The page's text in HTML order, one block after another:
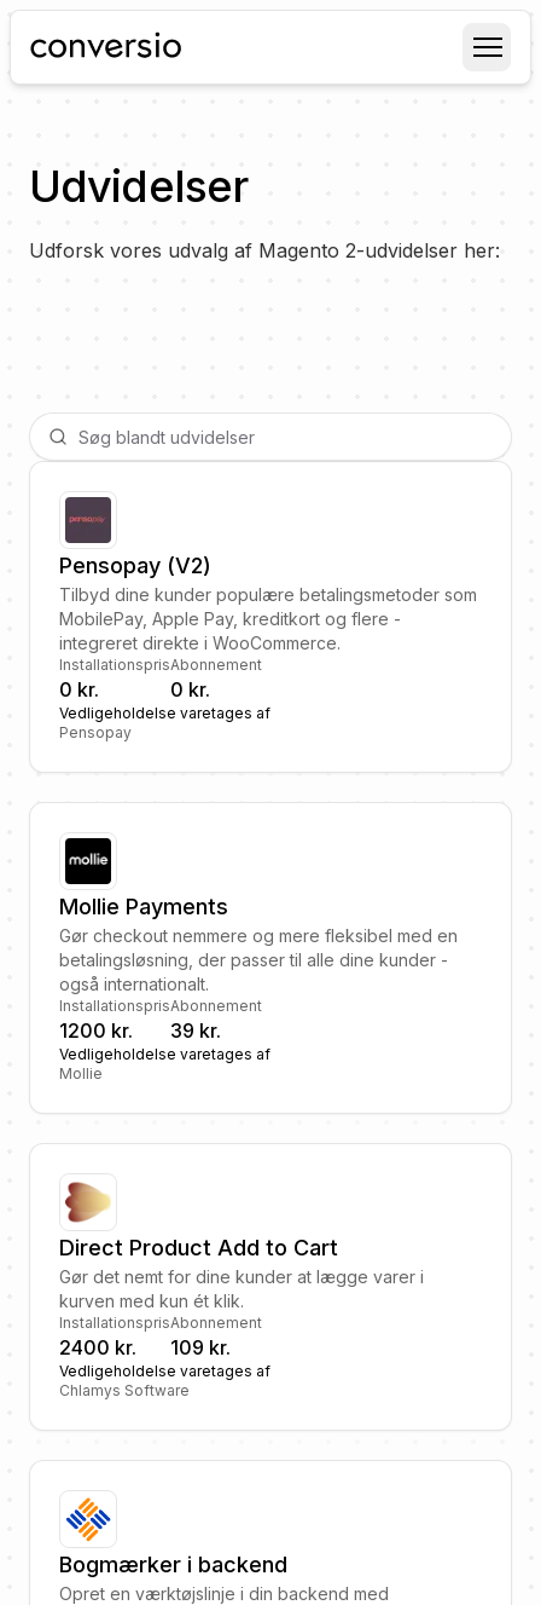
Conversio
Udvidelser
Udforsk vores udvalg af Magento 2-udvidelser her:
Pensopay (V2)
Tilbyd dine kunder populære betalingsmetoder som
MobilePay, Apple Pay, kreditkort og flere -
integreret direkte i WooCommerce.
Installationspris
0 kr.
Abonnement
0 kr.
Vedligeholdelse varetages af
Pensopay
Mollie Payments
Gør checkout nemmere og mere fleksibel med en
betalingsløsning, der passer til alle dine kunder -
også internationalt.
Installationspris
1200 kr.
Abonnement
39 kr.
Vedligeholdelse varetages af
Mollie
Direct Product Add to Cart
Gør det nemt for dine kunder at lægge varer i
kurven med kun ét klik.
Installationspris
2400 kr.
Abonnement
109 kr.
Vedligeholdelse varetages af
Chlamys Software
Bogmærker i backend
Opret en værktøjslinje i din backend med